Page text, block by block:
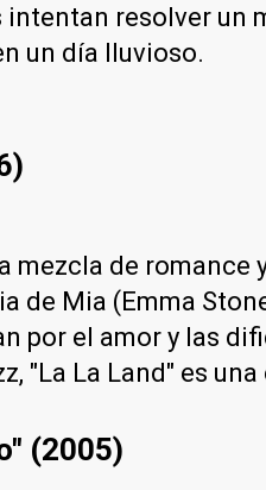
resolver un
un día lluvioso.
mezcla de romance
de Mia (Emma
por el amor y las
"La La Land" es
(2005)